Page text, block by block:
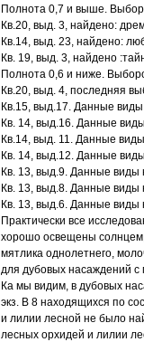
Полнота 0,7 и выше.
Кв.20, выд. 3, найдено:
Кв.14, выд. 23, найдено:
Кв. 19, выд. 3, найдено
Полнота 0,6 и ниже.
Кв.20, выд. 4, последняя
Кв.15, выд.17. Данные
Кв. 14, выд.16. Данные
Кв.14, выд. 11. Данные
Кв. 14, выд.12. Данные
Кв. 13, выд.9. Данные виды
Кв. 13, выд.8. Данные виды
Кв. 13, выд.6. Данные виды
Практически все
хорошо освещены солнцем,
мятлика однолетнего,
для дубовых насаждений
Ка мы видим, в дубовых
экз. В 8 находящихся по
и лилии лесной не было
лесных орхидей и лилии